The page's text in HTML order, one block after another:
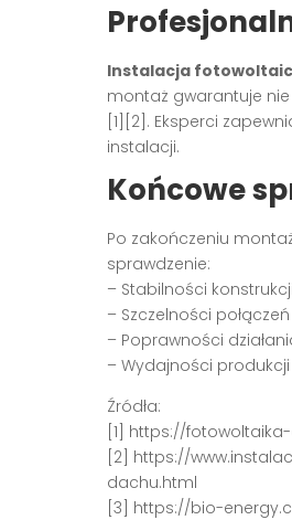
Instalacja
montaż gwarantuje
[1][2]. Eksperci
instalacji.
Końcowe
Po zakończeniu
sprawdzenie:
– Stabilności konstrukcji
– Szczelności połączeń
– Poprawności
– Wydajności
Źródła:
[1] https://
[2] https://
dachu.html
[3] https://bio-